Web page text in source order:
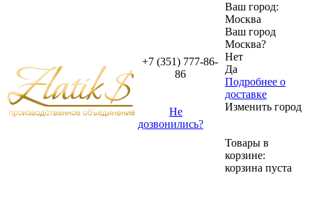
+7 (351) 777-86-
86
Не
дозвонились?
Ваш город:
Москва
Ваш город
Москва?
Нет
Да
Подробнее о
доставке
Изменить город
Товары в
корзине:
корзина пуста